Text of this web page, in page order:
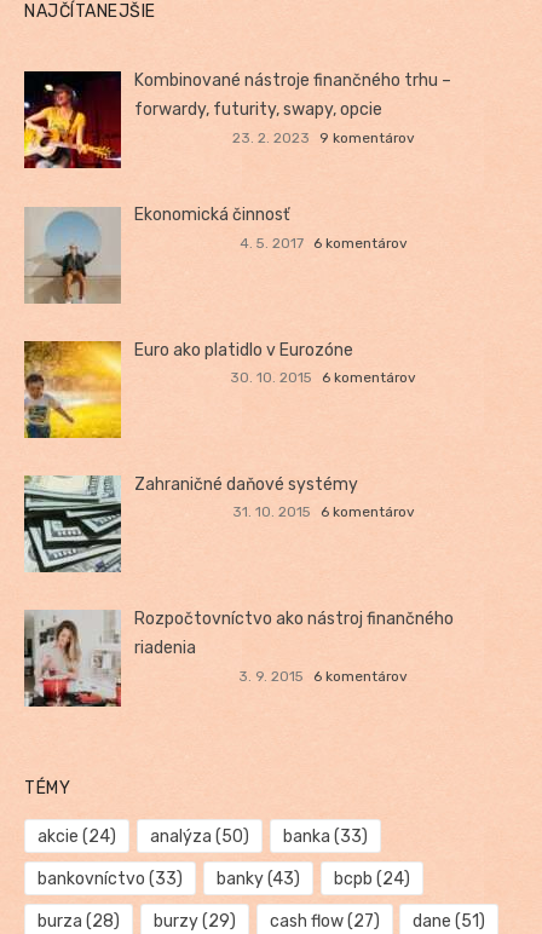
NAJČÍTANEJŠIE
Kombinované nástroje finančného trhu –
forwardy, futurity, swapy, opcie
23. 2. 2023 9 komentárov
Ekonomická činnosť
4. 5. 2017 6 komentárov
Euro ako platidlo v Eurozóne
30. 10. 2015 6 komentárov
Zahraničné daňové systémy
31. 10. 2015 6 komentárov
Rozpočtovníctvo ako nástroj finančného
riadenia
3. 9. 2015 6 komentárov
TÉMY
akcie (24) analýza (50) banka (33)
bankovníctvo (33) banky(43) bcpb (24)
burza (28) burzy(29) cash flow(27) dane (51)